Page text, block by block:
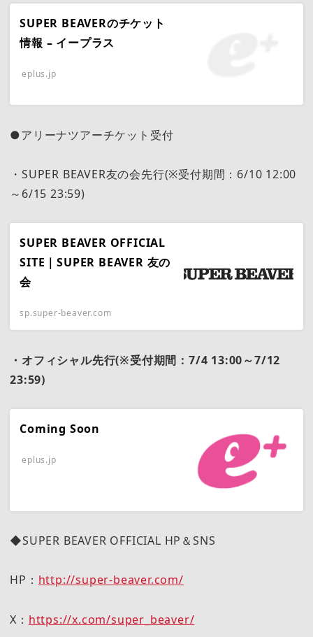
SUPER BEAVERのチケット
情報 – イープラス
eplus.jp
●アリーナツアーチケット受付
・SUPER BEAVER友の会先行(※受付期間：6/10 12:00
～6/15 23:59)
SUPER BEAVER OFFICIAL
SITE｜SUPER BEAVER 友の
会
sp.super-beaver.com
・ オフィシャル先行(※受付期間：7/4 13:00～7/12
23:59)
Coming Soon
eplus.jp
◆SUPER BEAVER OFFICIAL HP＆SNS
HP： http://super-beaver.com/
X： https://x.com/super_beaver/